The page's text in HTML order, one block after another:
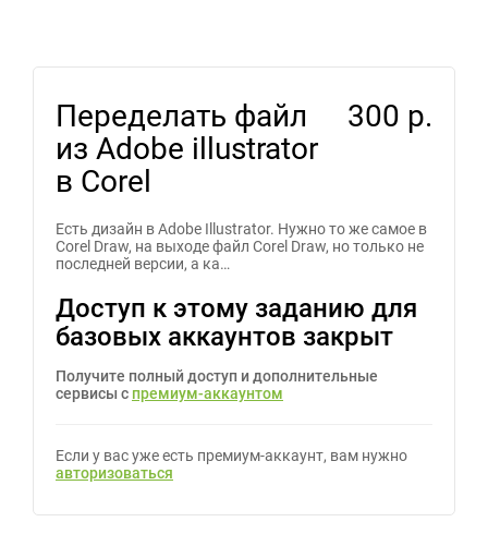
Переделать файл
из Adobe illustrator
в Corel
300 р.
Есть дизайн в Adobe Illustrator. Нужно то же самое в
Corel Draw, на выходе файл Corel Draw, но только не
последней версии, а ка…
Доступ к этому заданию для
базовых аккаунтов закрыт
Получите полный доступ и дополнительные
сервисы с премиум-аккаунтом
Если у вас уже есть премиум-аккаунт, вам нужно
авторизоваться